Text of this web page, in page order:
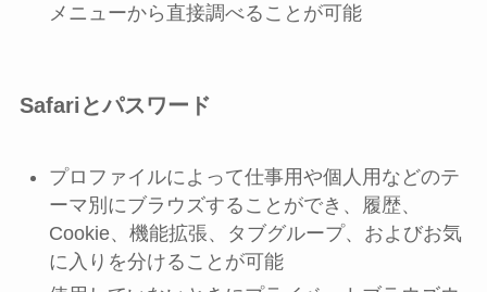
メニューから直接調べることが可能
Safariとパスワード
プロファイルによって仕事用や個人用などのテ
ーマ別にブラウズすることができ、履歴、
Cookie、機能拡張、タブグループ、およびお気
に入りを分けることが可能